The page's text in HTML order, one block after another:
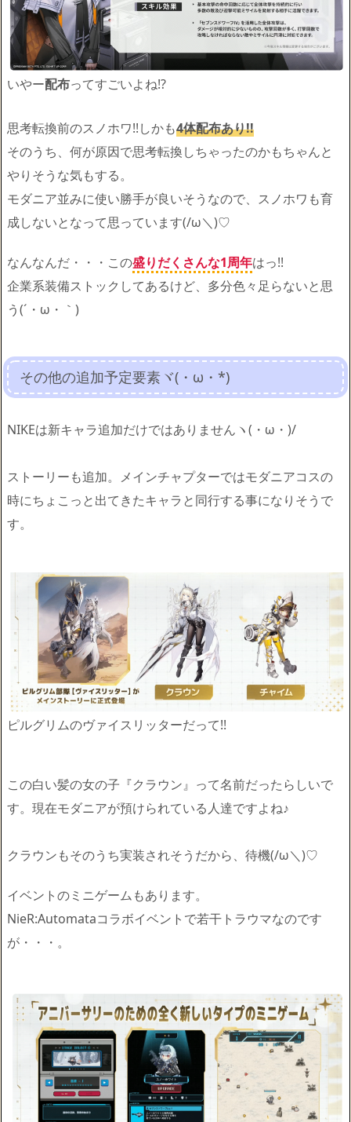
いやー配布ってすごいよね!?
思考転換前のスノホワ!!しかも4体配布あり!!
そのうち、何が原因で思考転換しちゃったのかもちゃんと
やりそうな気もする。
モダニア並みに使い勝手が良いそうなので、スノホワも育
成しないとなって思っています(/ω＼)♡
なんなんだ・・・この盛りだくさんな1周年はっ!!
企業系装備ストックしてあるけど、多分色々足らないと思
う(´・ω・｀)
その他の追加予定要素ヾ(・ω・*)
NIKEは新キャラ追加だけではありませんヽ(・ω・)/
ストーリーも追加。メインチャプターではモダニアコスの
時にちょこっと出てきたキャラと同行する事になりそうで
す。
ピルグリムのヴァイスリッターだって!!
この白い髪の女の子『クラウン』って名前だったらしいで
す。現在モダニアが預けられている人達ですよね♪
クラウンもそのうち実装されそうだから、待機(/ω＼)♡
イベントのミニゲームもあります。
NieR:Automataコラボイベントで若干トラウマなのです
が・・・。